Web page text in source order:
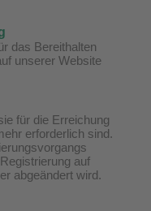
das Bereithalten
unserer Website
für die Erreichung
erforderlich sind.
auf
abgeändert wird.